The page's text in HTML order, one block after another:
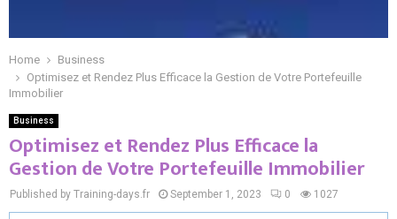
Home
Business
Optimisez et Rendez Plus Efficace la Gestion de Votre Portefeuille
Immobilier
Business
Optimisez et Rendez Plus Efficace la
Gestion de Votre Portefeuille Immobilier
Published by Training-days.fr September 1, 2023 0 1027